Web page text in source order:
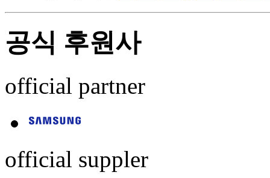
공식 후원사
official partner
official suppler